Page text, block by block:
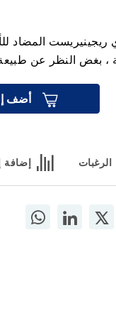
ريجينيريست المضاد
، بغض النظر عن طبيعة
أضف
إضافة